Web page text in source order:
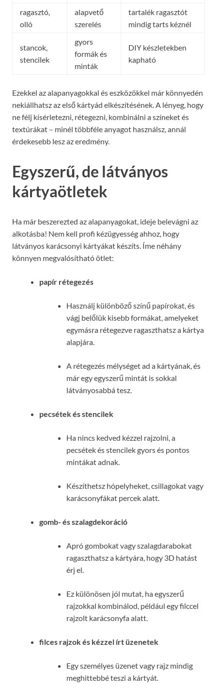
ragasztó,
olló
alapvető
szerelés
tartalék ragasztót
mindig tarts kéznél
stancok,
stencilek
gyors
formák és
minták
DIY készletekben
kapható
Ezekkel az alapanyagokkal és eszközökkel már könnyedén
nekiállhatsz az első kártyád elkészítésének. A lényeg, hogy
ne félj kísérletezni, rétegezni, kombinálni a színeket és
textúrákat – minél többféle anyagot használsz, annál
érdekesebb lesz az eredmény.
Egyszerű, de látványos
kártyaötletek
Ha már beszerezted az alapanyagokat, ideje belevágni az
alkotásba! Nem kell profi kézügyesség ahhoz, hogy
látványos karácsonyi kártyákat készíts. Íme néhány
könnyen megvalósítható ötlet:
papír rétegezés
Használj különböző színű papírokat, és
vágj belőlük kisebb formákat, amelyeket
egymásra rétegezve ragaszthatsz a kártya
alapjára.
A rétegezés mélységet ad a kártyának, és
már egy egyszerű mintát is sokkal
látványosabbá tesz.
pecsétek és stencilek
Ha nincs kedved kézzel rajzolni, a
pecsétek és stencilek gyors és pontos
mintákat adnak.
Készíthetsz hópelyheket, csillagokat vagy
karácsonyfákat percek alatt.
gomb- és szalagdekoráció
Apró gombokat vagy szalagdarabokat
ragaszthatsz a kártyára, hogy 3D hatást
érj el.
Ez különösen jól mutat, ha egyszerű
rajzokkal kombinálod, például egy filccel
rajzolt karácsonyfa alatt.
filces rajzok és kézzel írt üzenetek
Egy személyes üzenet vagy rajz mindig
meghittebbé teszi a kártyát.